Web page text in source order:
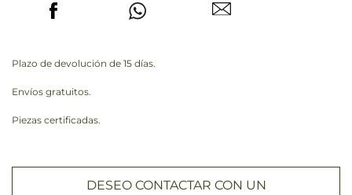
Plazo de devolución de 15 días.
Envíos gratuitos.
Piezas certificadas.
DESEO CONTACTAR CON UN